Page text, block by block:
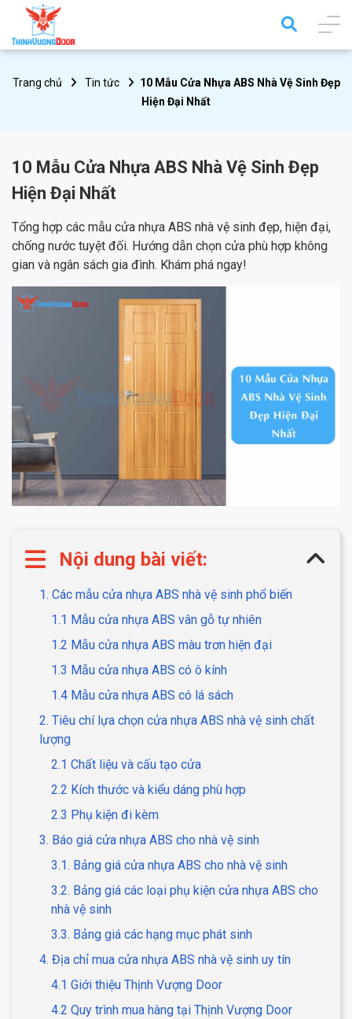
Trang chủ Tin tức
10 Mẫu Cửa Nhựa ABS Nhà Vệ Sinh Đẹp
Hiện Đại Nhất
10 Mẫu Cửa Nhựa ABS Nhà Vệ Sinh Đẹp
Hiện Đại Nhất
Tổng hợp các mẫu cửa nhựa ABS nhà vệ sinh đẹp, hiện đại,
chống nước tuyệt đối. Hướng dẫn chọn cửa phù hợp không
gian và ngân sách gia đình. Khám phá ngay!
Nội dung bài viết:
1. Các mẫu cửa nhựa ABS nhà vệ sinh phổ biến
1.1 Mẫu cửa nhựa ABS vân gỗ tự nhiên
1.2 Mẫu cửa nhựa ABS màu trơn hiện đại
1.3 Mẫu cửa nhựa ABS có ô kính
1.4 Mẫu cửa nhựa ABS có lá sách
2. Tiêu chí lựa chọn cửa nhựa ABS nhà vệ sinh chất
lượng
2.1 Chất liệu và cấu tạo cửa
2.2 Kích thước và kiểu dáng phù hợp
2.3 Phụ kiện đi kèm
3. Báo giá cửa nhựa ABS cho nhà vệ sinh
3.1. Bảng giá cửa nhựa ABS cho nhà vệ sinh
3.2. Bảng giá các loại phụ kiện cửa nhựa ABS cho
nhà vệ sinh
3.3. Bảng giá các hạng mục phát sinh
4. Địa chỉ mua cửa nhựa ABS nhà vệ sinh uy tín
4.1 Giới thiệu Thịnh Vượng Door
4.2 Quy trình mua hàng tại Thịnh Vượng Door